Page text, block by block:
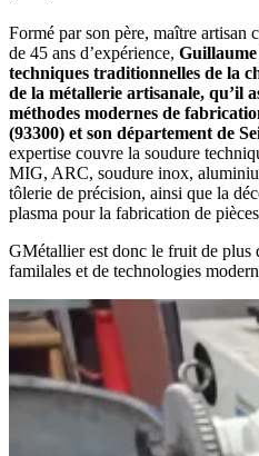
Formé par son père, maître artisan
de 45 ans d’expérience,
techniques traditionnelles de la
de la métallerie artisanale, qu’il
méthodes modernes de
(93300) et son département de
expertise couvre la soudure
MIG, ARC, soudure inox,
tôlerie de précision, ainsi que la
plasma pour la fabrication de
GMétallier est donc le fruit de plus
familales et de technologies